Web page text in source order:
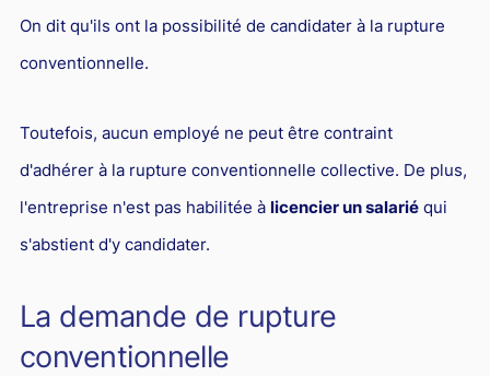
On dit qu'ils ont la possibilité de candidater à la rupture
conventionnelle.
Toutefois, aucun employé ne peut être contraint
d'adhérer à la rupture conventionnelle collective. De plus,
l'entreprise n'est pas habilitée à licencier un salariéqui
s'abstient d'y candidater.
La demande de rupture
conventionnelle